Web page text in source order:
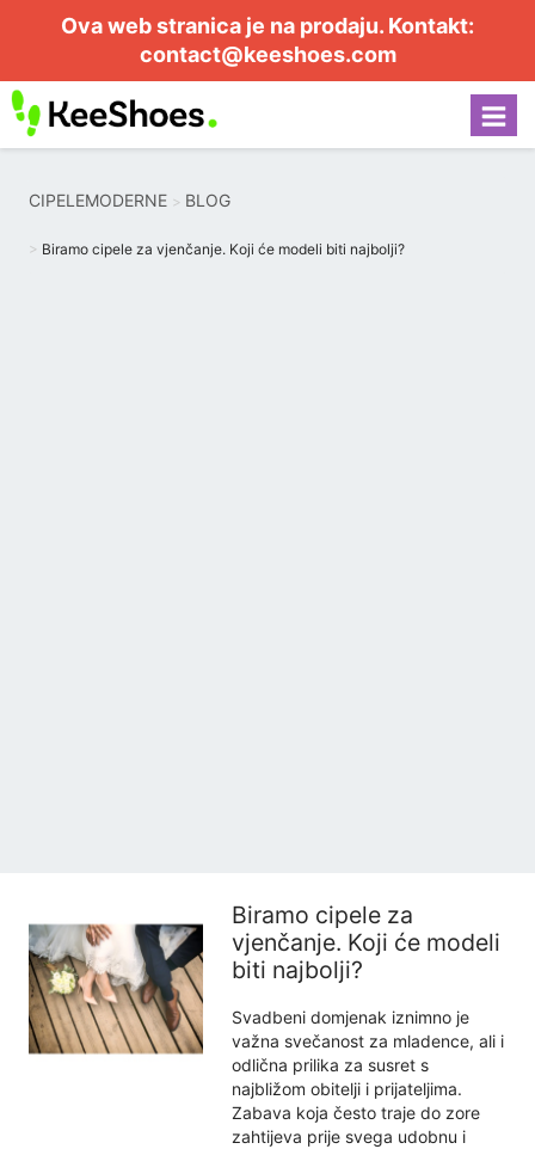
Ova web stranica je na prodaju. Kontakt:
contact@keeshoes.com
CIPELEMODERNE BLOG
Biramo cipele za vjenčanje. Koji će modeli biti najbolji?
Biramo cipele za
vjenčanje. Koji će modeli
biti najbolji?
Svadbeni domjenak iznimno je
važna svečanost za mladence, ali i
odlična prilika za susret s
najbližom obitelji i prijateljima.
Zabava koja često traje do zore
zahtijeva prije svega udobnu i